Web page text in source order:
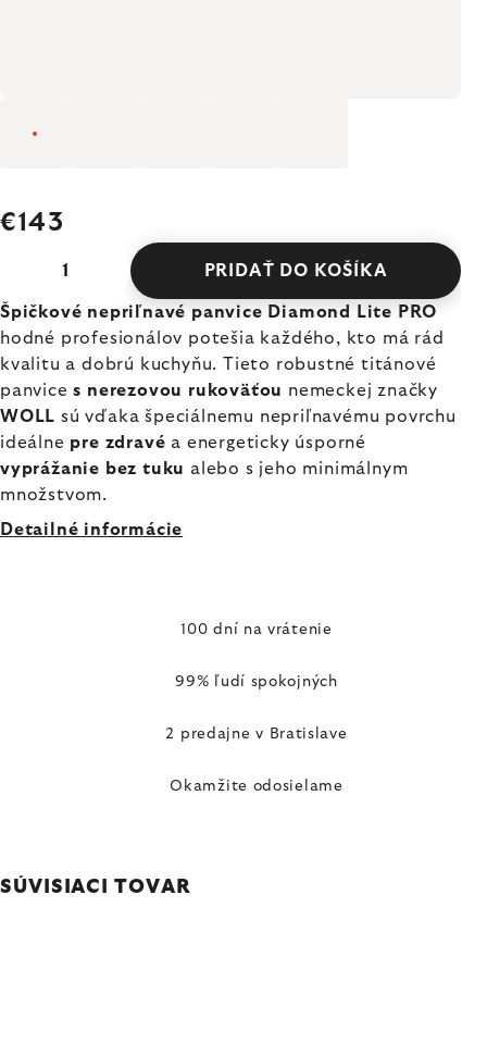
€143
PRIDAŤ DO KOŠÍKA
Špičkové nepriľnavé panvice Diamond Lite PRO
hodné profesionálov potešia každého, kto má rád
kvalitu a dobrú kuchyňu. Tieto robustné titánové
panvice s nerezovou rukoväťou nemeckej značky
WOLL sú vďaka špeciálnemu nepriľnavému povrchu
ideálne pre zdravé a energeticky úsporné
vyprážanie bez tuku alebo s jeho minimálnym
množstvom.
Detailné informácie
100 dní na vrátenie
99% ľudí spokojných
2 predajne v Bratislave
Okamžite odosielame
SÚVISIACI TOVAR